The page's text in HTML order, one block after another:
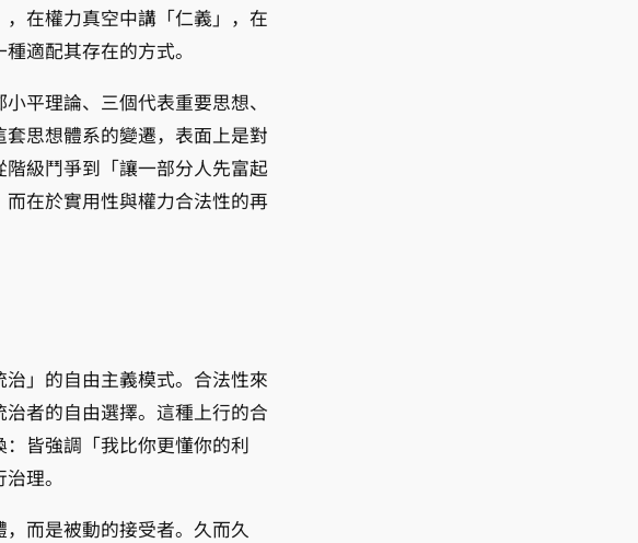
在權力真空中講「仁義」，在
適配其存在的方式。
平理論、三個代表重要思想、
思想體系的變遷，表面上是對
級鬥爭到「讓一部分人先富起
在於實用性與權力合法性的再
」的自由主義模式。合法性來
者的自由選擇。這種上行的合
皆強調「我比你更懂你的利
理。
而是被動的接受者。久而久